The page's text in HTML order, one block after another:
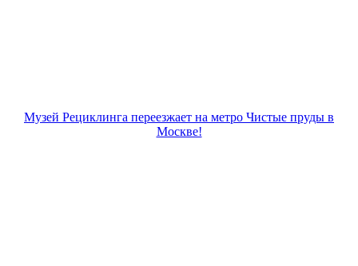
Музей Рециклинга переезжает на метро Чистые пруды в
Москве!